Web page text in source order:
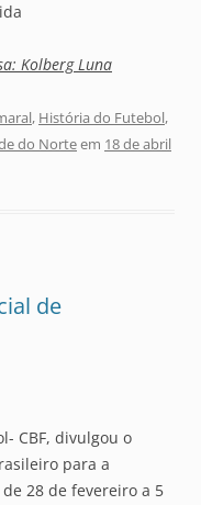
Kolberg Luna
, História do Futebol,
do Norteem 18 de abril
de
CBF, divulgou o
para a
28 de fevereiro a 5